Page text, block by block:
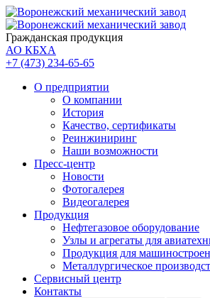
Гражданская продукция
АО КБХА
+7 (473) 234-65-65
О предприятии
О компании
История
Качество, сертификаты
Реинжиниринг
Наши возможности
Пресс-центр
Новости
Фотогалерея
Видеогалерея
Продукция
Нефтегазовое оборудование
Узлы и агрегаты для
Продукция для
Металлургическое
Сервисный центр
Контакты